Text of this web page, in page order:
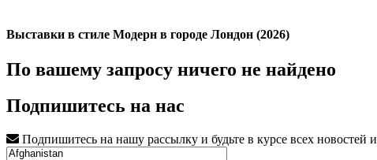
Выставки в стиле Модерн в городе Лондон (2026)
По вашему запросу ничего не найдено
Подпишитесь на нас
Подпишитесь на нашу рассылку и будьте в курсе всех новостей